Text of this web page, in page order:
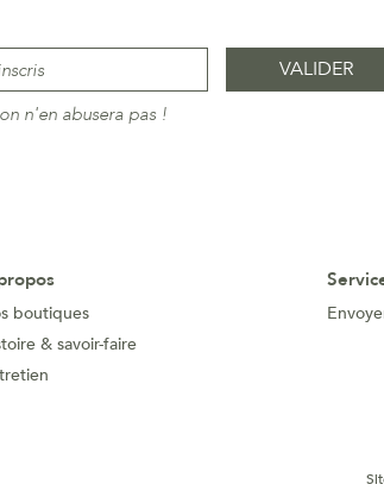
n'en abusera pas !
boutiques
& savoir-faire